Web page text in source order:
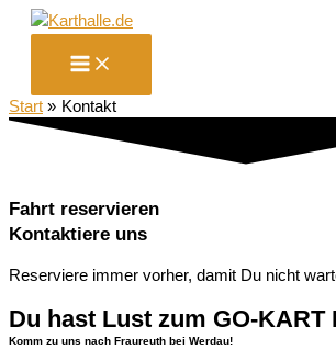
Zum
Inhalt
Start Kontakt
Fahrt reservieren
Kontaktiere uns
Reserviere immer vorher, damit Du nicht
Du hast Lust zum GO-KART
Komm zu uns nach Fraureuth bei Werdau!